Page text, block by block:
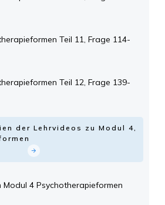
Teil 11, Frage 114-
Teil 12, Frage 139-
der Lehrvideos zu Modul 4,
4 Psychotherapieformen